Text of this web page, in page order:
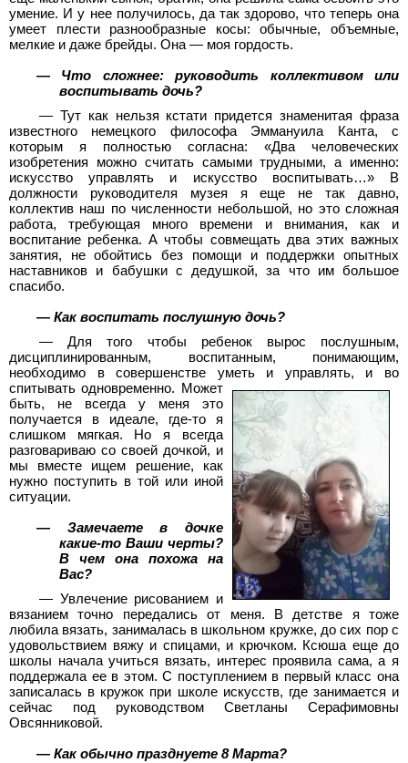
умение. И у нее получилось, да так здорово, что теперь она
умеет плести разнообразные косы: обычные, объемные,
мелкие и даже брейды. Она — моя гордость.
— Что сложнее: руководить коллективом или
воспитывать дочь?
— Тут как нельзя кстати придется знаменитая фраза
известного немецкого философа Эммануила Канта, с
которым я полностью согласна: «Два человеческих
изобретения можно считать самыми трудными, а именно:
искусство управлять и искусство воспитывать…» В
должности руководителя музея я еще не так давно,
коллектив наш по численности небольшой, но это сложная
работа, требующая много времени и внимания, как и
воспитание ребенка. А чтобы совмещать два этих важных
занятия, не обойтись без помощи и поддержки опытных
наставников и бабушки с дедушкой, за что им большое
спасибо.
— Как воспитать послушную дочь?
— Для того чтобы ребенок вырос послушным,
дисциплинированным, воспитанным, понимающим,
необходимо в совершенстве уметь и управлять, и во
спитывать одновременно. Может
быть, не всегда у меня это
получается в идеале, где-то я
слишком мягкая. Но я всегда
разговариваю со своей дочкой, и
мы вместе ищем решение, как
нужно поступить в той или иной
ситуации.
— Замечаете в дочке
какие-то Ваши черты?
В чем она похожа на
Вас?
— Увлечение рисованием и
вязанием точно передались от меня. В детстве я тоже
любила вязать, занималась в школьном кружке, до сих пор с
удовольствием вяжу и спицами, и крючком. Ксюша еще до
школы начала учиться вязать, интерес проявила сама, а я
поддержала ее в этом. С поступлением в первый класс она
записалась в кружок при школе искусств, где занимается и
сейчас под руководством Светланы Серафимовны
Овсянниковой.
— Как обычно празднуете 8 Марта?